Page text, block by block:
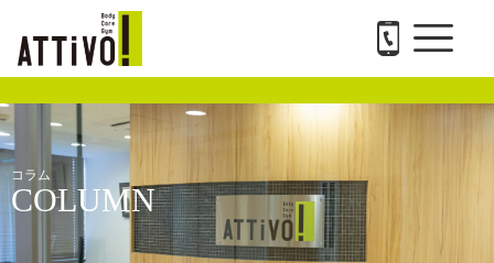
キ
ッ
プ
メ
ニ
ュ
ー
コラム
COLUMN